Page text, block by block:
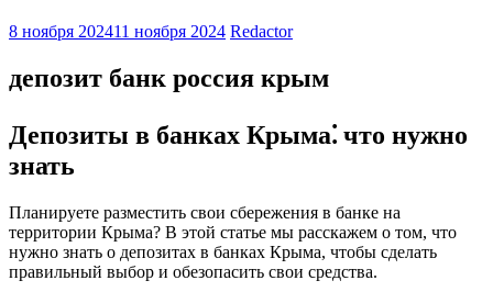
8 ноября 202411 ноября 2024 Redactor
депозит банк россия крым
Депозиты в банках Крыма⁚ что нужно
знать
Планируете разместить свои сбережения в банке на
территории Крыма? В этой статье мы расскажем о том, что
нужно знать о депозитах в банках Крыма, чтобы сделать
правильный выбор и обезопасить свои средства.